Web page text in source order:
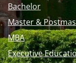
Bachelor
Master &
MBA
Executive